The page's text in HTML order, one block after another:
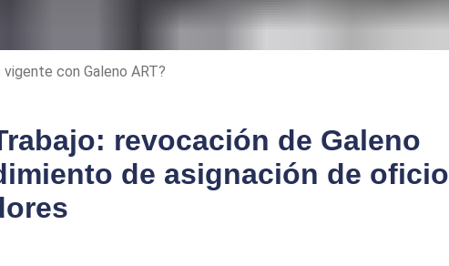
con Galeno ART?
revocación de Galeno
de asignación de oficio